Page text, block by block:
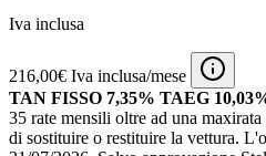
Iva inclusa
216,00€ Iva inclusa/mese
TAN FISSO 7,35% TAEG
35 rate mensili oltre ad una
di sostituire o restituire la vettura.